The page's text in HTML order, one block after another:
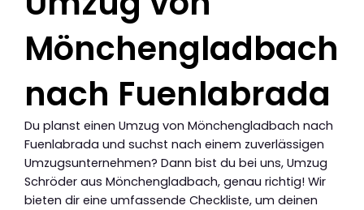
Mönchengladbach
nach Fuenlabrada
Du planst einen Umzug von Mönchengladbach nach
Fuenlabrada und suchst nach einem zuverlässigen
Umzugsunternehmen? Dann bist du bei uns, Umzug
Schröder aus Mönchengladbach, genau richtig! Wir
bieten dir eine umfassende Checkliste, um deinen